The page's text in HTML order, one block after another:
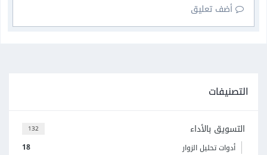
أضف تعليق
التصنيفات
132 التسويق بالأداء
18 أدوات تحليل الزوار